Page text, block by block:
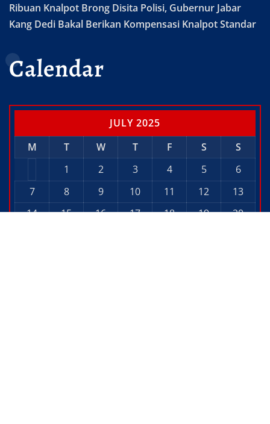
Ribuan Knalpot Brong Disita Polisi, Gubernur Jabar
Kang Dedi Bakal Berikan Kompensasi Knalpot Standar
Calendar
JULY 2025
M
T W T F S
S
1
2 3 4 5
6
7
8 9 10 11 12
13
14
15 16 17 18 19
20